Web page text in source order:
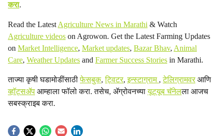
करा.
Read the Latest Agriculture News in Marathi & Watch
Agriculture videos on Agrowon. Get the Latest Farming Updates
on Market Intelligence, Market updates, Bazar Bhav, Animal
Care, Weather Updates and Farmer Success Stories in Marathi.
ताज्या कृषी घडामोडींसाठीफेसबुक,ट्विटर,इन्स्टाग्राम ,टेलिग्रामवरआणि
व्हॉट्सॲप आम्हाला फॉलो करा. तसेच, ॲग्रोवनच्यायूट्यूब चॅनेलला आजच
सबस्क्राइब करा.